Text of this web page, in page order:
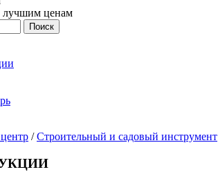
лучшим ценам
/Строительный и садовый инструмент